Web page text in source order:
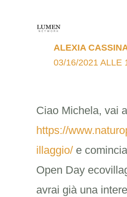
ALEXIA
03/16/2021 ALLE
Ciao Michela, vai
https://
illaggio/ e
Open Day
avrai già una